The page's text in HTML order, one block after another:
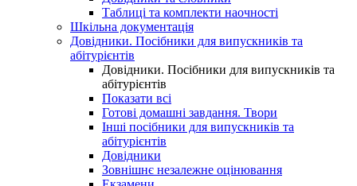
Таблиці та комплекти наочності
Шкільна документація
Довідники. Посібники для випускників та
абітурієнтів
Довідники. Посібники для випускників та
абітурієнтів
Показати всі
Готові домашні завдання. Твори
Інші посібники для випускників та
абітурієнтів
Довідники
Зовнішнє незалежне оцінювання